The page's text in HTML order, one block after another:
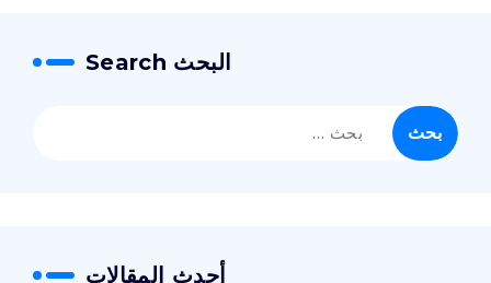
البحث Search
البحث
عن:
أحدث المقالات